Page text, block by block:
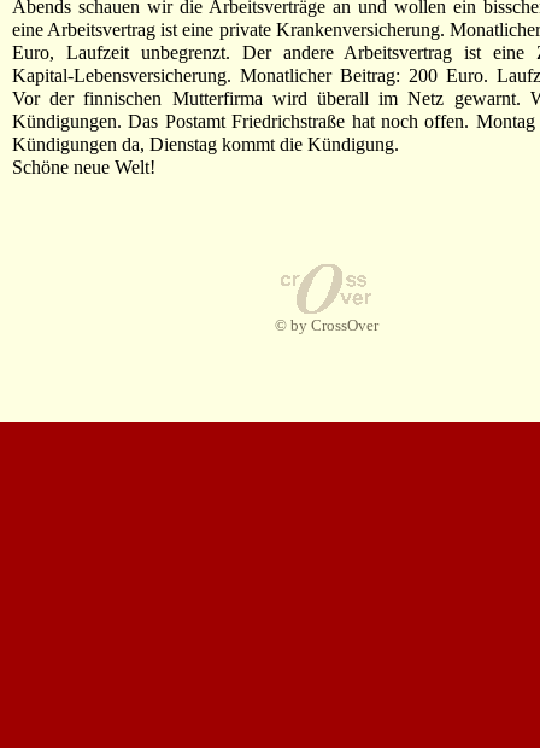
Abends schauen wir die Arbeitsverträge an und wollen ein
eine Arbeitsvertrag ist eine private Krankenversicherung.
Euro, Laufzeit unbegrenzt. Der andere Arbeitsvertrag ist eine
Kapital-Lebensversicherung. Monatlicher Beitrag: 200 Euro.
Vor der finnischen Mutterfirma wird überall im Netz gewarnt.
Kündigungen. Das Postamt Friedrichstraße hat noch offen.
Kündigungen da, Dienstag kommt die Kündigung.
Schöne neue Welt!
© by CrossOver